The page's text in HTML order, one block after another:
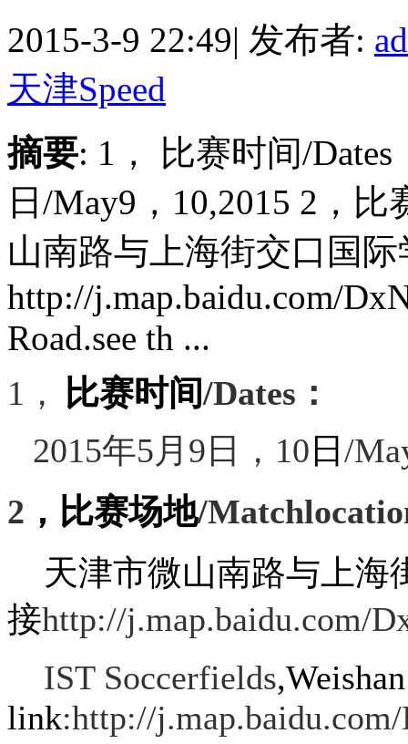
2015-3-9 22:49| 发布者:
天津Speed
摘要: 1， 比赛时间/
日/May9，10,2015 2，
山南路与上海街交口国
http://j.map.baidu.com/
Road.see th ...
1， 比赛时间/Dates ：
2015年5月 9 日， 10 日 /
2 ，比赛场地/
天津市微山南路与上海
接http://j.map.baidu.com/
IST Soccerfields
link:http://